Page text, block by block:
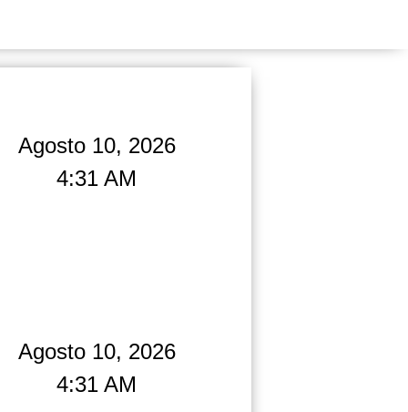
Agosto 10, 2026
4:31 AM
Agosto 10, 2026
4:31 AM